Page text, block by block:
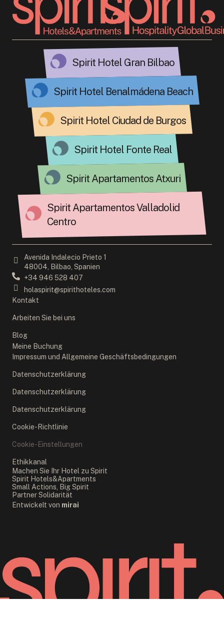
Spirit Hotel Gran Bilbao
Spirit Hotel Benalmádena Beach
Spirit Hotel Ciudad de Burgos
Spirit Hotel Fonte Real
Spirit Apartamentos Atxuri
Spirit Apartamentos Valladolid
Centro
Avenida Indalecio Prieto 1
48004, Bilbao, Spanien
+34 946 528 407
holaspirit@spirithoteles.com
Kontakt
Arbeiten Sie bei uns
Blog
Meine Buchung
Impressum und Allgemeine Geschäftsbedingungen
Datenschutzerklärung
Datenschutzerklärung
Datenschutzerklärung
Cookie-Richtlinie
Cookie-Einstellungen
Ethikkanal
Machen Sie Ihr Hotel zu Spirit
Spirit Hotels&Apartments
Small Actions, Big Spirit
Partner Solidarität
Entwickelt von mirai